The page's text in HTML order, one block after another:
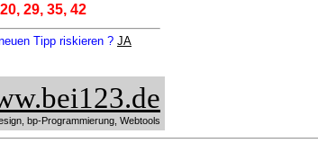
29, 35, 42
Tipp riskieren ? JA
bp-Programmierung, Webtools